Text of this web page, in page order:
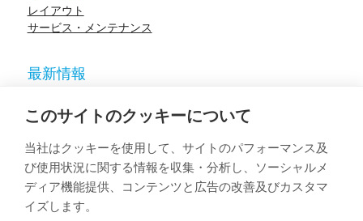
このサイトのクッキーについて
当社はクッキーを使用して、サイトのパフォーマンス及
び使用状況に関する情報を収集・分析し、ソーシャルメ
ディア機能提供、コンテンツと広告の改善及びカスタマ
イズします。
レイアウト
サービス・メンテナンス
最新情報
参考施設
イベント
ウェビナー
学術論文
© 2023 HUR. All right reserved.